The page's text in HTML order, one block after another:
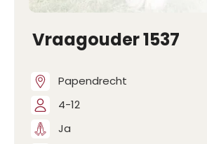
Vraagouder 1537
Papendrecht
4-12
Ja